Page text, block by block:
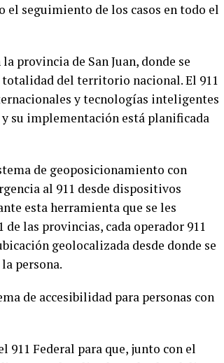
seguimiento de los casos en todo el
provincia de San Juan, donde se
del territorio nacional. El 911
y tecnologías inteligentes
su implementación está planificada
de geoposicionamiento con
al 911 desde dispositivos
esta herramienta que se les
las provincias, cada operador 911
geolocalizada desde donde se
persona.
de accesibilidad para personas con
911 Federal para que, junto con el